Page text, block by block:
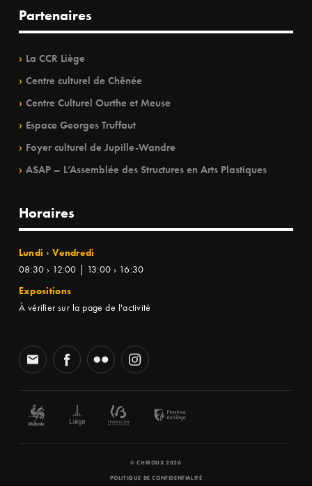
Partenaires
La CCR Liège
Centre culturel de Chênée
Centre Culturel Ourthe et Meuse
Espace Georges Truffaut
Foyer culturel de Jupille-Wandre
ASAP – L’Assemblée des Structures en Arts Plastiques
Horaires
Lundi › Vendredi
08:30 › 12:00 | 13:00 › 16:30
Expositions
À vérifier sur la page de l'activité
© CHIROUX 2026
POLITIQUE DE CONFIDENTIALITÉ